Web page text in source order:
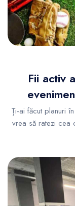
Fii activ
Ți-ai făcut planuri
vrea să ratezi cea